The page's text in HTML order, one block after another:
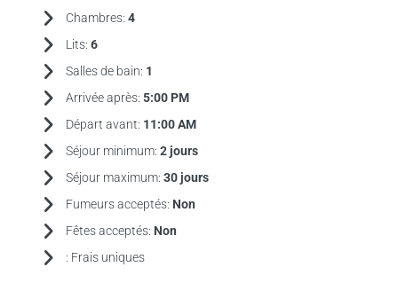
Chambres: 4
Lits: 6
Salles de bain: 1
Arrivée après: 5:00 PM
Départ avant: 11:00 AM
Séjour minimum: 2 jours
Séjour maximum: 30 jours
Fumeurs acceptés: Non
Fêtes acceptés: Non
: Frais uniques